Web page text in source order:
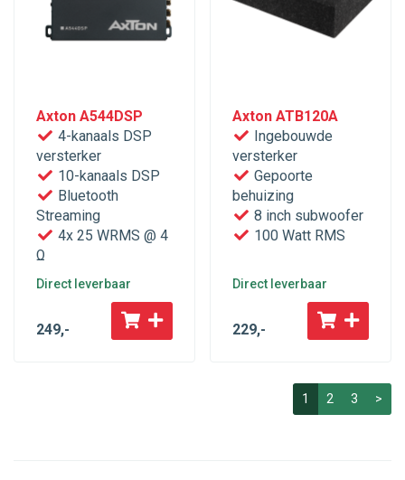
Axton A544DSP
4-kanaals DSP
versterker
10-kanaals DSP
Bluetooth
Streaming
4x 25 WRMS @ 4
Ω
Direct leverbaar
249,-
Axton ATB120A
Ingebouwde
versterker
Gepoorte
behuizing
8 inch subwoofer
100 Watt RMS
Direct leverbaar
229,-
1 2 3 >